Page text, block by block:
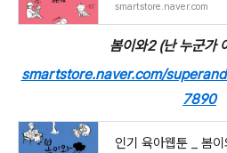
smartstore.naver.com
봄이와2 (난 누군가
smartstore.naver.com/
7890
인기 육아웹툰 _ 봄